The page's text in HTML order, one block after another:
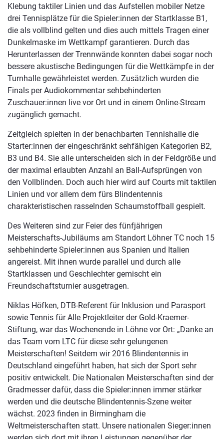
Klebung taktiler Linien und das Aufstellen mobiler Netze
drei Tennisplätze für die Spieler:innen der Startklasse B1,
die als vollblind gelten und dies auch mittels Tragen einer
Dunkelmaske im Wettkampf garantieren. Durch das
Herunterlassen der Trennwände konnten dabei sogar noch
bessere akustische Bedingungen für die Wettkämpfe in der
Turnhalle gewährleistet werden. Zusätzlich wurden die
Finals per Audiokommentar sehbehinderten
Zuschauer:innen live vor Ort und in einem Online-Stream
zugänglich gemacht.
Zeitgleich spielten in der benachbarten Tennishalle die
Starter:innen der eingeschränkt sehfähigen Kategorien B2,
B3 und B4. Sie alle unterscheiden sich in der Feldgröße und
der maximal erlaubten Anzahl an Ball-Aufsprüngen von
den Vollblinden. Doch auch hier wird auf Courts mit taktilen
Linien und vor allem dem fürs Blindentennis
charakteristischen rasselnden Schaumstoffball gespielt.
Des Weiteren sind zur Feier des fünfjährigen
Meisterschafts-Jubiläums am Standort Löhner TC noch 15
sehbehinderte Spieler:innen aus Spanien und Italien
angereist. Mit ihnen wurde parallel und durch alle
Startklassen und Geschlechter gemischt ein
Freundschaftsturnier ausgetragen.
Niklas Höfken, DTB-Referent für Inklusion und Parasport
sowie Tennis für Alle Projektleiter der Gold-Kraemer-
Stiftung, war das Wochenende in Löhne vor Ort: „Danke an
das Team vom LTC für diese sehr gelungenen
Meisterschaften! Seitdem wir 2016 Blindentennis in
Deutschland eingeführt haben, hat sich der Sport sehr
positiv entwickelt. Die Nationalen Meisterschaften sind der
Gradmesser dafür, dass die Spieler:innen immer stärker
werden und die deutsche Blindentennis-Szene weiter
wächst. 2023 finden in Birmingham die
Weltmeisterschaften statt. Unsere nationalen Sieger:innen